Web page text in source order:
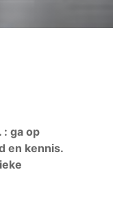
: ga op
en kennis.